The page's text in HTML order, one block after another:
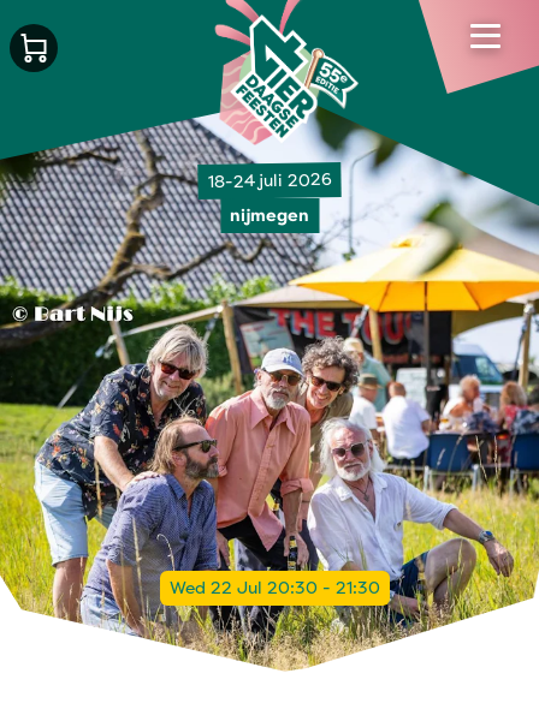
18-24 juli 2026
nijmegen
Wed 22 Jul 20:30 - 21:30